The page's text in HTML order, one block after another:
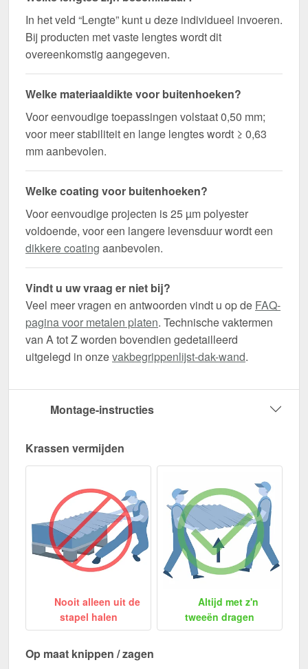
In het veld “Lengte” kunt u deze individueel invoeren.
Bij producten met vaste lengtes wordt dit
overeenkomstig aangegeven.
Welke materiaaldikte voor buitenhoeken?
Voor eenvoudige toepassingen volstaat 0,50 mm;
voor meer stabiliteit en lange lengtes wordt ≥ 0,63
mm aanbevolen.
Welke coating voor buitenhoeken?
Voor eenvoudige projecten is 25 µm polyester
voldoende, voor een langere levensduur wordt een
dikkere coating aanbevolen.
Vindt u uw vraag er niet bij?
Veel meer vragen en antwoorden vindt u op de FAQ-
pagina voor metalen platen. Technische vaktermen
van A tot Z worden bovendien gedetailleerd
uitgelegd in onzevakbegrippenlijst-dak-wand.
Montage-instructies
Krassen vermijden
Nooit alleen uit de
stapel halen
Altijd met z'n
tweeën dragen
Op maat knippen / zagen